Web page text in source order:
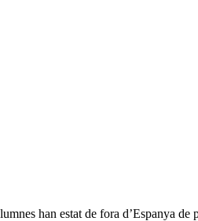
han estat de fora d’Espanya